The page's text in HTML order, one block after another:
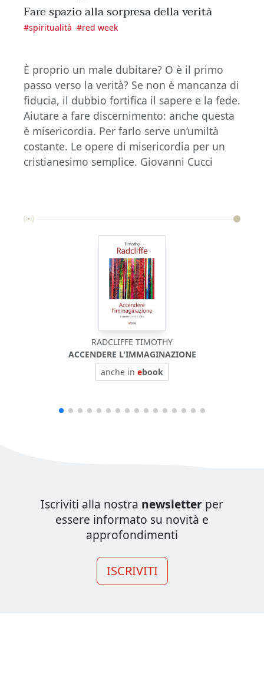
Fare spazio alla sorpresa della verità
#spiritualità #red week
È proprio un male dubitare? O è il primo
passo verso la verità? Se non è mancanza di
fiducia, il dubbio fortifica il sapere e la fede.
Aiutare a fare discernimento: anche questa
è misericordia. Per farlo serve un’umiltà
costante. Le opere di misericordia per un
cristianesimo semplice. Giovanni Cucci
RADCLIFFE TIMOTHY
ACCENDERE L'IMMAGINAZIONE
anche in ebook
Iscriviti alla nostra newsletter per
essere informato su novità e
approfondimenti
ISCRIVITI